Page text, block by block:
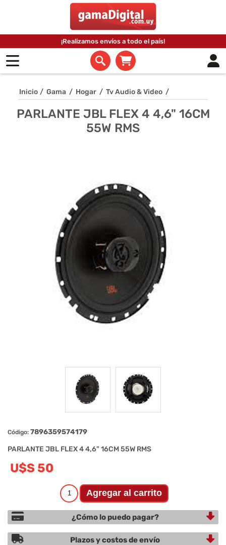
¡Realizamos envíos a todo el país!
Inicio / Gama / Hogar / Tv Audio & Video /
PARLANTE JBL FLEX 4 4,6" 16CM
55W RMS
Código: 7896359574179
PARLANTE JBL FLEX 4 4,6" 16CM 55W RMS
U$S 50
¿Cómo lo puedo pagar?
Plazos y costos de envío